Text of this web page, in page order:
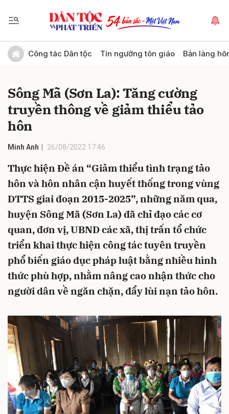
Công tác Dân tộc Tín ngưỡng tôn giáo Bản làng
Sông Mã (Sơn La): Tăng cường
truyền thông về giảm thiểu tảo
hôn
Minh Anh 26/08/2022 17:46
Thực hiện Đề án “Giảm thiểu tình trạng tảo
hôn và hôn nhân cận huyết thống trong vùng
DTTS giai đoạn 2015-2025”, những năm qua,
huyện Sông Mã (Sơn La) đã chỉ đạo các cơ
quan, đơn vị, UBND các xã, thị trấn tổ chức
triển khai thực hiện công tác tuyên truyền
phổ biến giáo dục pháp luật bằng nhiều hình
thức phù hợp, nhằm nâng cao nhận thức cho
người dân về ngăn chặn, đẩy lùi nạn tảo hôn.
Gửi bình luận